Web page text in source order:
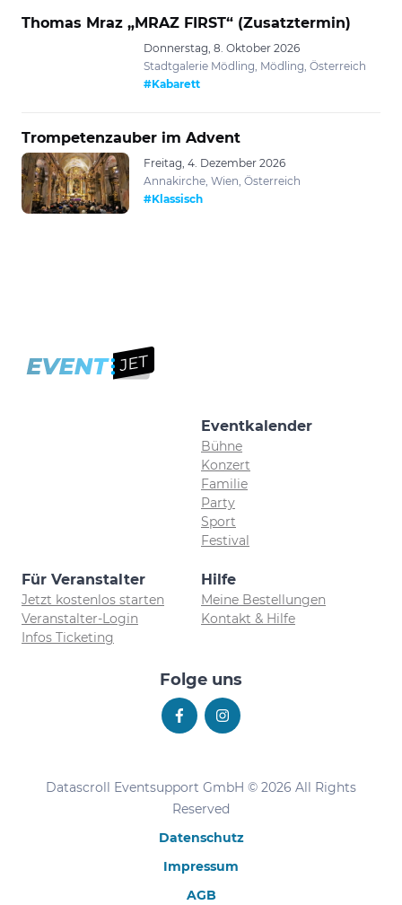
Thomas Mraz „MRAZ FIRST“ (Zusatztermin)
Donnerstag, 8. Oktober 2026
Stadtgalerie Mödling, Mödling, Österreich
#Kabarett
Trompetenzauber im Advent
Freitag, 4. Dezember 2026
Annakirche, Wien, Österreich
#Klassisch
Eventkalender
Bühne
Konzert
Familie
Party
Sport
Festival
Für Veranstalter
Jetzt kostenlos starten
Veranstalter-Login
Infos Ticketing
Hilfe
Meine Bestellungen
Kontakt & Hilfe
Folge uns
Datascroll Eventsupport GmbH © 2026 All Rights
Reserved
Datenschutz
Impressum
AGB